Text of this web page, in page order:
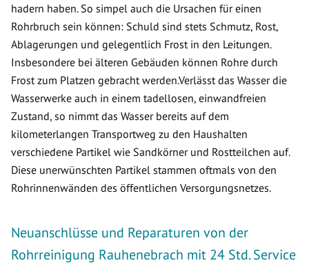
hadern haben. So simpel auch die Ursachen für einen
Rohrbruch sein können: Schuld sind stets Schmutz, Rost,
Ablagerungen und gelegentlich Frost in den Leitungen.
Insbesondere bei älteren Gebäuden können Rohre durch
Frost zum Platzen gebracht werden.Verlässt das Wasser die
Wasserwerke auch in einem tadellosen, einwandfreien
Zustand, so nimmt das Wasser bereits auf dem
kilometerlangen Transportweg zu den Haushalten
verschiedene Partikel wie Sandkörner und Rostteilchen auf.
Diese unerwünschten Partikel stammen oftmals von den
Rohrinnenwänden des öffentlichen Versorgungsnetzes.
Neuanschlüsse und Reparaturen von der
Rohrreinigung Rauhenebrach mit 24 Std. Service